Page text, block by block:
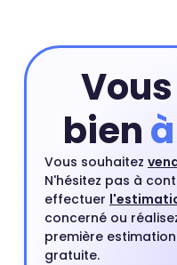
gratuit et sans
bien
Vous souhaitez
N'hésitez pas à
effectuer
concerné ou
première
gratuite.